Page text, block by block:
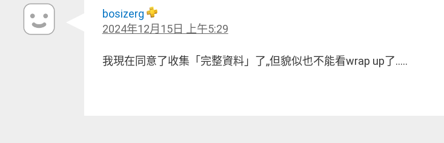
bosizerg
2024年12月15日 上午5:29
我現在同意了收集「完整資料」了,,但貌似也不能看wrap up了…..